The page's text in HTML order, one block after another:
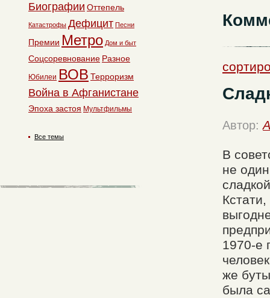
Автор:
В
не
1970-е
же
была
Биографии Оттепель
Катастрофы Дефицит Песни
Премии Метро Дом и быт
Соцсоревнование Разное
Юбилеи ВОВ Терроризм
Война в Афганистане
Эпоха застоя Мультфильмы
Все темы